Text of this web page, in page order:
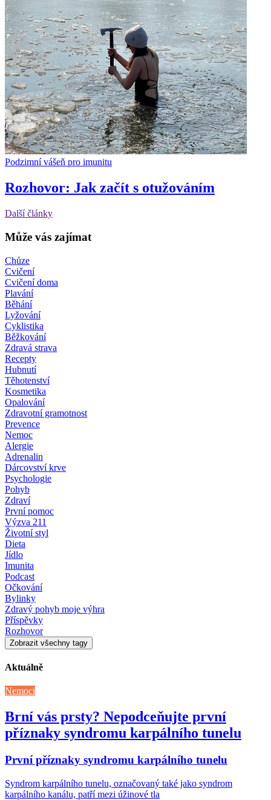
Podzimní vášeň pro imunitu
Rozhovor: Jak začít s otužováním
Další články
Může vás zajímat
Chůze
Cvičení
Cvičení doma
Plavání
Běhání
Lyžování
Cyklistika
Běžkování
Zdravá strava
Recepty
Hubnutí
Těhotenství
Kosmetika
Opalování
Zdravotní gramotnost
Prevence
Nemoc
Alergie
Adrenalin
Dárcovství krve
Psychologie
Pohyb
Zdraví
První pomoc
Výzva 211
Životní styl
Dieta
Jídlo
Imunita
Podcast
Očkování
Bylinky
Zdravý pohyb moje výhra
Příspěvky
Rozhovor
Zobrazit všechny tagy
Aktuálně
Nemoci
Brní vás prsty? Nepodceňujte první
příznaky syndromu karpálního tunelu
První příznaky syndromu karpálního tunelu
Syndrom karpálního tunelu, označovaný také jako syndrom
karpálního kanálu, patří mezi úžinové tla